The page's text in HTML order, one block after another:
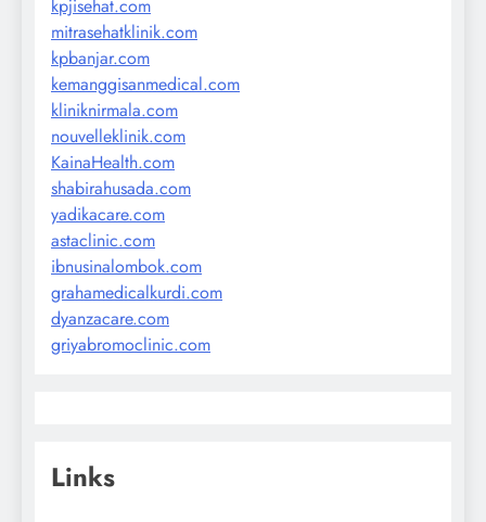
kpjisehat.com
mitrasehatklinik.com
kpbanjar.com
kemanggisanmedical.com
kliniknirmala.com
nouvelleklinik.com
KainaHealth.com
shabirahusada.com
yadikacare.com
astaclinic.com
ibnusinalombok.com
grahamedicalkurdi.com
dyanzacare.com
griyabromoclinic.com
Links